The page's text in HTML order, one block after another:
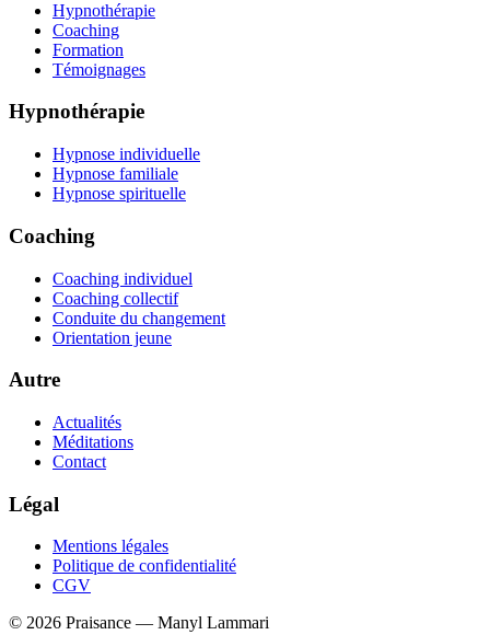
Hypnothérapie
Coaching
Formation
Témoignages
Hypnothérapie
Hypnose individuelle
Hypnose familiale
Hypnose spirituelle
Coaching
Coaching individuel
Coaching collectif
Conduite du changement
Orientation jeune
Autre
Actualités
Méditations
Contact
Légal
Mentions légales
Politique de confidentialité
CGV
© 2026 Praisance — Manyl Lammari